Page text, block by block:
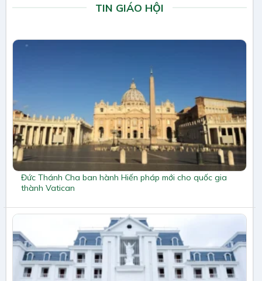
TIN GIÁO HỘI
Đức Thánh Cha ban hành Hiến pháp mới cho quốc gia
thành Vatican